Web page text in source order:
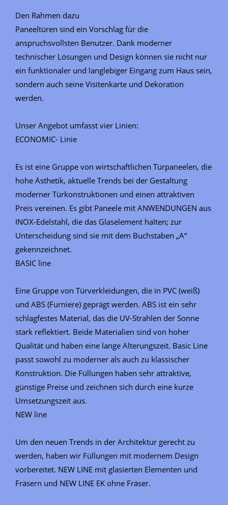
Den Rahmen dazu
Paneeltüren sind ein Vorschlag für die
anspruchsvollsten Benutzer. Dank moderner
technischer Lösungen und Design können sie nicht nur
ein funktionaler und langlebiger Eingang zum Haus sein,
sondern auch seine Visitenkarte und Dekoration
werden.
Unser Angebot umfasst vier Linien:
ECONOMIC- Linie
Es ist eine Gruppe von wirtschaftlichen Türpaneelen, die
hohe Ästhetik, aktuelle Trends bei der Gestaltung
moderner Türkonstruktionen und einen attraktiven
Preis vereinen. Es gibt Paneele mit ANWENDUNGEN aus
INOX-Edelstahl, die das Glaselement halten; zur
Unterscheidung sind sie mit dem Buchstaben „A“
gekennzeichnet.
BASIC line
Eine Gruppe von Türverkleidungen, die in PVC (weiß)
und ABS (Furniere) geprägt werden. ABS ist ein sehr
schlagfestes Material, das die UV-Strahlen der Sonne
stark reflektiert. Beide Materialien sind von hoher
Qualität und haben eine lange Alterungszeit. Basic Line
passt sowohl zu moderner als auch zu klassischer
Konstruktion. Die Füllungen haben sehr attraktive,
günstige Preise und zeichnen sich durch eine kurze
Umsetzungszeit aus.
NEW line
Um den neuen Trends in der Architektur gerecht zu
werden, haben wir Füllungen mit modernem Design
vorbereitet. NEW LINE mit glasierten Elementen und
Fräsern und NEW LINE EK ohne Fräser.